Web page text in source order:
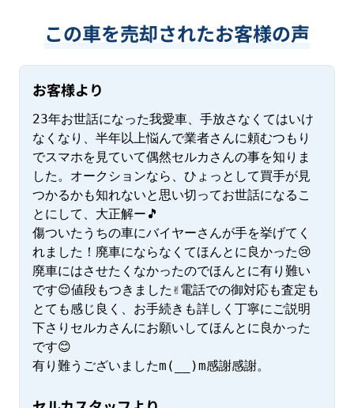
この車を売却されたお客様の声
お客様より
23年お世話になった我愛車、手放さなくてはいけ
なくなり、半年以上悩んで業者さんに頼むつもり
でスマホを見ていて偶然セルカさんの事を知りま
した。オークションなら、ひょっとして買手が見
つかるかも知れないと思い切ってお世話になるこ
とにして、大正解ー🎵
傷ついたうちの車にバイヤーさんが手を挙げてく
れました！廃車にならなくてほんとに良かった😢
廃車にはさせたくなかったのでほんとに有り難い
です😌値段もつきました✌電話での御対応も査定も
とても感じ良く、お手続きも詳しく丁寧にご説明
下さりセルカさんにお願いしてほんとに良かった
です😊
有り難うございましたm(__)m感謝感謝。